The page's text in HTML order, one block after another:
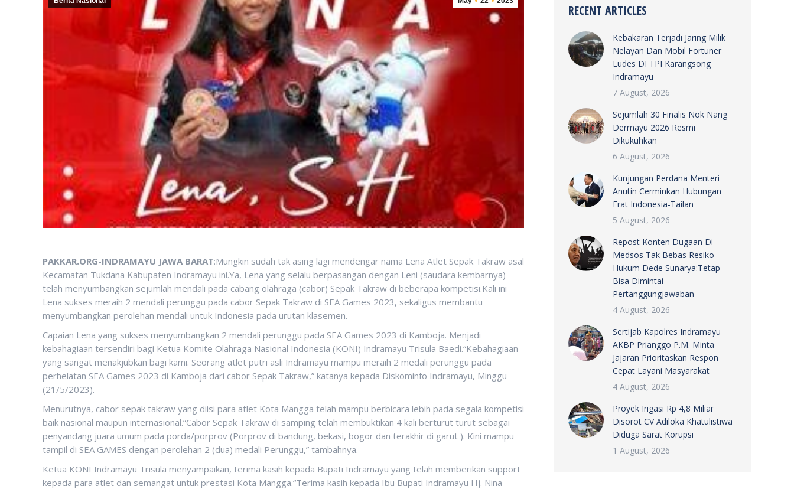
PAKKAR.ORG-INDRAMAYU JAWA BARAT:Mungkin sudah tak asing lagi mendengar nama Lena Atlet Sepak Takraw asal
Kecamatan Tukdana Kabupaten Indramayu ini.Ya, Lena yang selalu berpasangan dengan Leni (saudara kembarnya)
telah menyumbangkan sejumlah mendali pada cabang olahraga (cabor) Sepak Takraw di beberapa kompetisi.Kali ini
Lena sukses meraih 2 mendali perunggu pada cabor Sepak Takraw di SEA Games 2023, sekaligus membantu
menyumbangkan perolehan mendali untuk Indonesia pada urutan klasemen.
Capaian Lena yang sukses menyumbangkan 2 mendali perunggu pada SEA Games 2023 di Kamboja. Menjadi
kebahagiaan tersendiri bagi Ketua Komite Olahraga Nasional Indonesia (KONI) Indramayu Trisula Baedi.“Kebahagiaan
yang sangat menakjubkan bagi kami. Seorang atlet putri asli Indramayu mampu meraih 2 medali perunggu pada
perhelatan SEA Games 2023 di Kamboja dari cabor Sepak Takraw,” katanya kepada Diskominfo Indramayu, Minggu
(21/5/2023).
Menurutnya, cabor sepak takraw yang diisi para atlet Kota Mangga telah mampu berbicara lebih pada segala kompetisi
baik nasional maupun internasional.“Cabor Sepak Takraw di samping telah membuktikan 4 kali berturut turut sebagai
penyandang juara umum pada porda/porprov (Porprov di bandung, bekasi, bogor dan terakhir di garut ). Kini mampu
tampil di SEA GAMES dengan perolehan 2 (dua) medali Perunggu,” tambahnya.
Ketua KONI Indramayu Trisula menyampaikan, terima kasih kepada Bupati Indramayu yang telah memberikan support
kepada para atlet dan semangat untuk prestasi Kota Mangga.“Terima kasih kepada Ibu Bupati Indramayu Hj. Nina
RECENT ARTICLES
Kebakaran Terjadi Jaring Milik
Nelayan Dan Mobil Fortuner
Ludes DI TPI Karangsong
Indramayu
7 August, 2026
Sejumlah 30 Finalis Nok Nang
Dermayu 2026 Resmi
Dikukuhkan
6 August, 2026
Kunjungan Perdana Menteri
Anutin Cerminkan Hubungan
Erat Indonesia-Tailan
5 August, 2026
Repost Konten Dugaan Di
Medsos Tak Bebas Resiko
Hukum Dede Sunarya:Tetap
Bisa Dimintai
Pertanggungjawaban
4 August, 2026
Sertijab Kapolres Indramayu
AKBP Prianggo P.M. Minta
Jajaran Prioritaskan Respon
Cepat Layani Masyarakat
4 August, 2026
Proyek Irigasi Rp 4,8 Miliar
Disorot CV Adiloka Khatulistiwa
Diduga Sarat Korupsi
1 August, 2026